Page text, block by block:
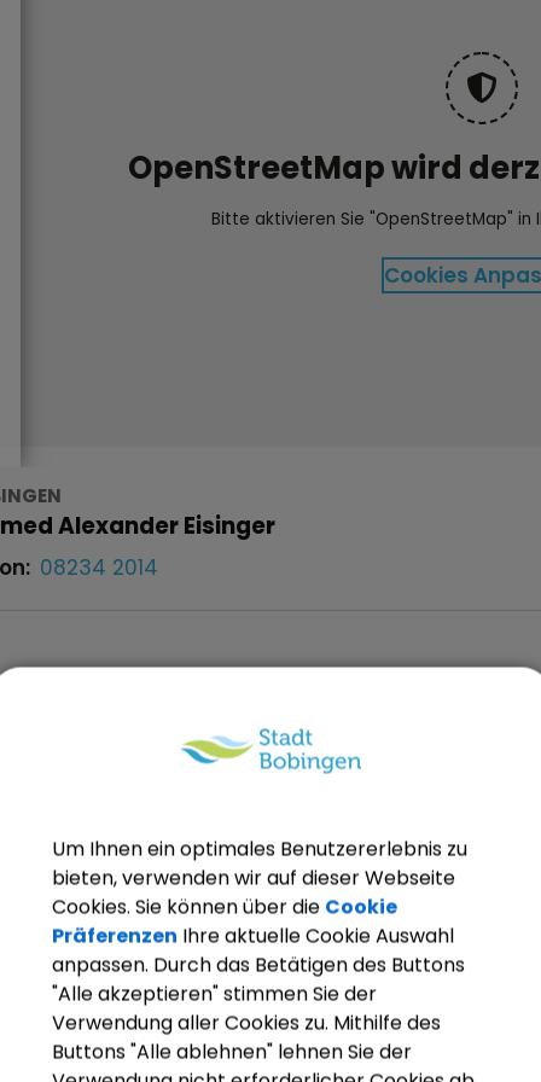
OpenStreetMap wird
Bitte aktivieren Sie "OpenStreetMap" in
Cookies
Alexander Eisinger
08234 2014
Website:www.praxis-
Marleen Freitag
08234 8029480 Website:praxis-am-
Um Ihnen ein optimales Benutzererlebnis zu
bieten, verwenden wir auf dieser Webseite
Cookies. Sie können über die Cookie
Präferenzen Ihre aktuelle Cookie Auswahl
anpassen. Durch das Betätigen des Buttons
"Alle akzeptieren" stimmen Sie der
Verwendung aller Cookies zu. Mithilfe des
Buttons "Alle ablehnen" lehnen Sie der